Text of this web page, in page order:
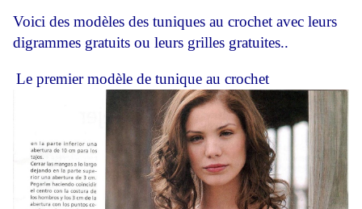
Voici des modèles des tuniques au crochet avec leurs
digrammes gratuits ou leurs grilles gratuites..
Le premier modèle de tunique au crochet